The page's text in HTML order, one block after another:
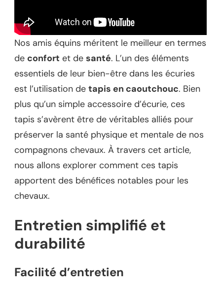
Nos amis équins méritent le meilleur en termes
de confort et de santé. L’un des éléments
essentiels de leur bien-être dans les écuries
est l’utilisation de tapis en caoutchouc. Bien
plus qu’un simple accessoire d’écurie, ces
tapis s’avèrent être de véritables alliés pour
préserver la santé physique et mentale de nos
compagnons chevaux. À travers cet article,
nous allons explorer comment ces tapis
apportent des bénéfices notables pour les
chevaux.
Entretien simplifié et
durabilité
Facilité d’entretien